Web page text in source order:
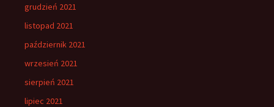
grudzień 2021
listopad 2021
październik 2021
wrzesień 2021
sierpień 2021
lipiec 2021